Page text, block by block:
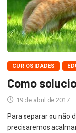
CURIOSIDADES
Como
19 de abril de 2017
Para separar ou não
precisaremos